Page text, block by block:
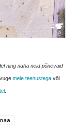
ning näha neid põnevaid
meie teenustega või